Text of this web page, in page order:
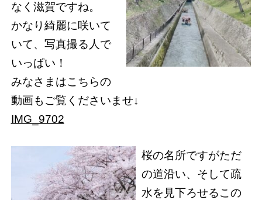
なく滋賀ですね。
かなり綺麗に咲いて
いて、写真撮る人で
いっぱい！
みなさまはこちらの
動画もご覧くださいませ↓
IMG_9702
桜の名所ですがただ
の道沿い、そして疏
水を見下ろせるこの